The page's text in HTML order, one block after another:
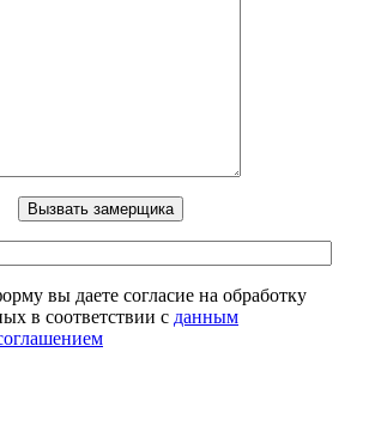
вы даете согласие на обработку
в соответствии с данным